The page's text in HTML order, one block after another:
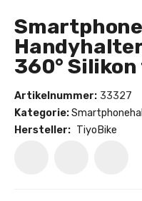
360°
Artikelnummer: 33327
Kategorie:
Hersteller: TiyoBike